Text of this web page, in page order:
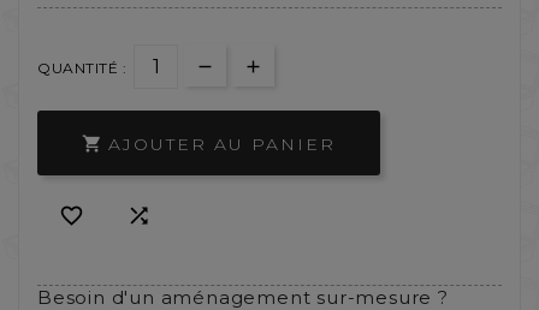
QUANTITÉ :
 AJOUTER AU PANIER
 
Besoin d'un aménagement sur-mesure ?